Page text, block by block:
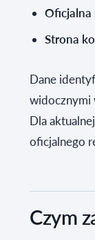
Oficjalna
Strona
Dane
widocznymi
Dla
oficjalnego
Czym